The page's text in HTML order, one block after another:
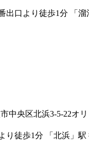
出口より徒歩1分 「
中央区北浜3-5-22オ
り徒歩1分 「北浜」駅